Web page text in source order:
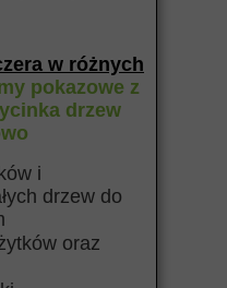
w różnych
pokazowe z
drzew
i
drzew do
oraz